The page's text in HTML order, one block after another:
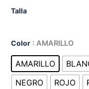
Talla
Color : AMARILLO
AMARILLO
NEGRO
ROJO